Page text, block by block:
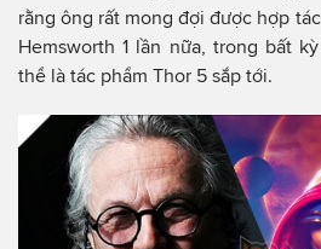
rằng ông rất mong đợi được hợp
Hemsworth 1 lần nữa, trong bất
thể là tác phẩm Thor 5 sắp tới.